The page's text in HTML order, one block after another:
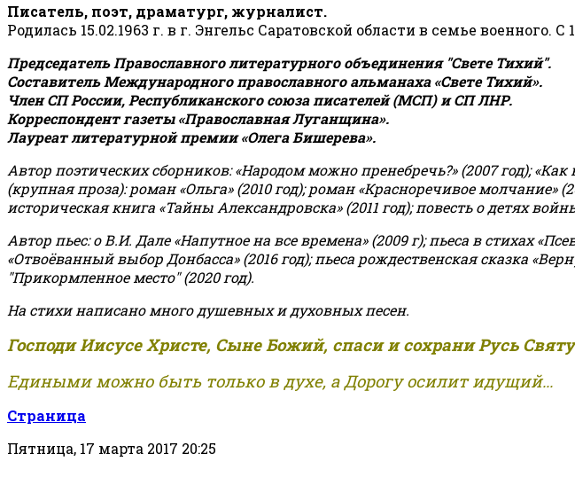
Писатель, поэт, драматург, журналист.
Родилась 15.02.1963 г. в г. Энгельс Саратовской области в семье военного.
Председатель Православного литературного объединения "Свете Тихий".
Составитель Международного православного альманаха «Свете Тихий».
Член СП России, Республиканского союза писателей (МСП) и СП ЛНР.
Корреспондент газеты «Православная Луганщина».
Лауреат литературной премии «Олега Бишерева».
Автор поэтических сборников: «Народом можно пренебречь?» (2007 год); «Как
(крупная проза): роман «Ольга» (2010 год); роман «Красноречивое молчание»
историческая книга «Тайны Александровска» (2011 год); повесть о детях
Автор пьес: о В.И. Дале «Напутное на все времена» (2009 г); пьеса в стихах
«Отвоёванный выбор Донбасса» (2016 год); пьеса рождественская сказка
"Прикормленное место" (2020 год).
На стихи написано много душевных и духовных песен.
Господи Иисусе Христе, Сыне Божий, спаси и сохрани Русь
Едиными можно быть только в духе, а Дорогу осилит идущий...
Страница
Пятница, 17 марта 2017 20:25